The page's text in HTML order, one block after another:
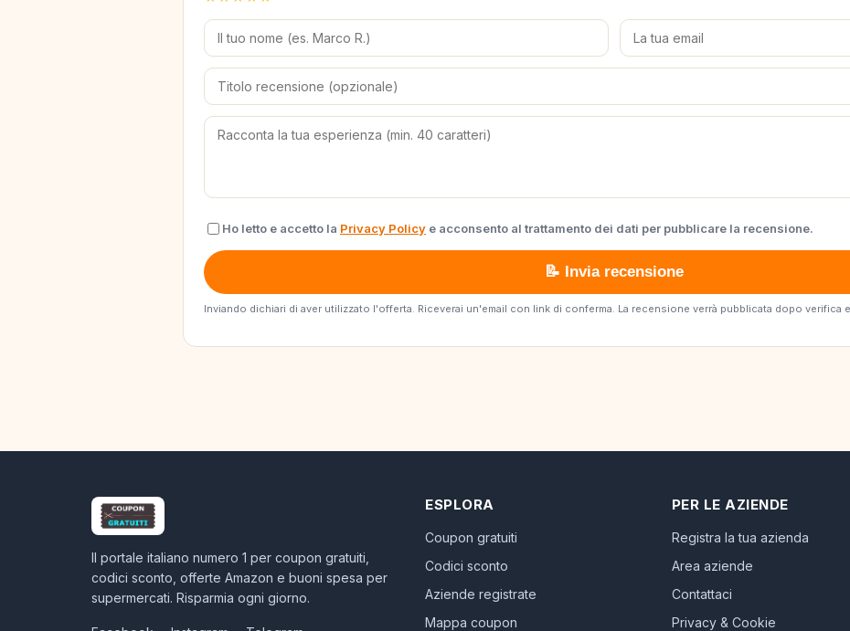
Ho letto e accetto la Privacy Policy e acconsento al trattamento dei dati per pubblicare la recensione.
📝 Invia recensione
Inviando dichiari di aver utilizzato l'offerta. Riceverai un'email con link di conferma. La recensione verrà pubblicata dopo verifica
Il portale italiano numero 1 per coupon gratuiti,
codici sconto, offerte Amazon e buoni spesa per
supermercati. Risparmia ogni giorno.
ESPLORA
Coupon gratuiti
Codici sconto
Aziende registrate
Mappa coupon
PER LE AZIENDE
Registra la tua azienda
Area aziende
Contattaci
Privacy & Cookie